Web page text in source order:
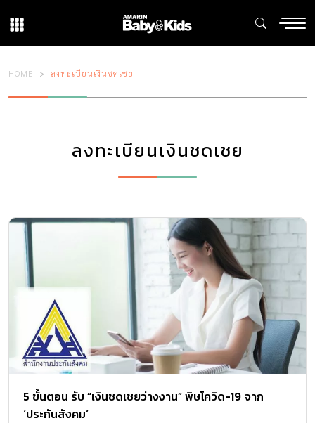
HOME ลงทะเบียนเงินชดเชย
ลงทะเบียนเงินชดเชย
5 ขั้นตอน รับ “เงินชดเชยว่างงาน” พิษโควิด-19 จาก
‘ประกันสังคม’